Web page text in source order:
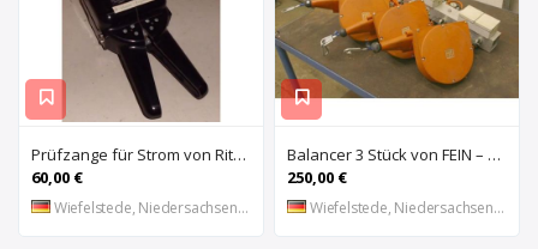
Prüfzange für Strom von Ritz – 81/66 747
60,00 €
Wiefelstede, Niedersachsen, DE
Balancer 3 Stück von FEIN – 1-3 kg Traglast
250,00 €
Wiefelstede, Niedersachsen, DE